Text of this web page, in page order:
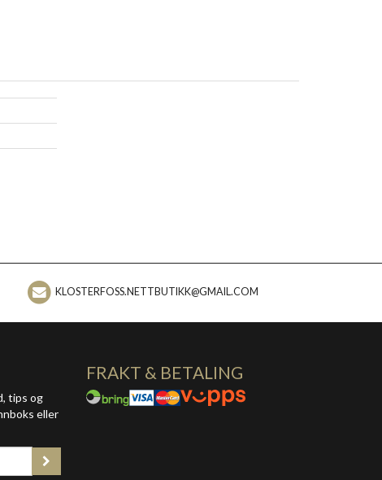
KLOSTERFOSS.NETTBUTIKK@GMAIL.COM
tips og
eller
FRAKT & BETALING